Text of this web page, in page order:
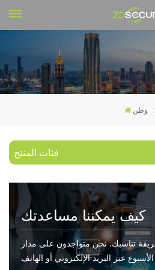
وطن
فئات المنتج
كيف يمكننا مساعدتك
تناسبك. نحن متواجدون على مدار